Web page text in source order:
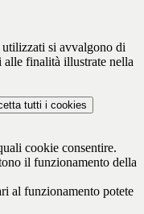
si avvalgono di
alle finalità illustrate nella
tutti i cookies
cookie consentire.
il funzionamento della
al funzionamento potete